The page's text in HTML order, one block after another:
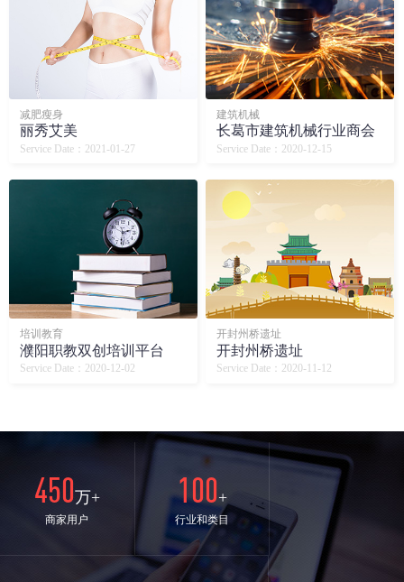
减肥瘦身
丽秀艾美
Service Date：2021-01-27
建筑机械
长葛市建筑机械行业商会
Service Date：2020-12-15
培训教育
濮阳职教双创培训平台
Service Date：2020-12-02
开封州桥遗址
开封州桥遗址
Service Date：2020-11-12
450万+
商家用户
100+
行业和类目